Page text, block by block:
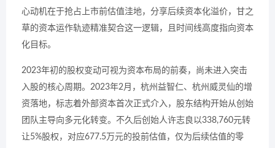
心动机在于抢占上市前估值洼地，分享后续资本化溢价，甘之
草的资本运作轨迹精准契合这一逻辑，且时间线高度指向资本
化目标。
2023年初的股权变动可视为资本布局的前奏，尚未进入突击
入股的核心周期。2023年2月，杭州益智仁、杭州威灵仙的增
资落地，标志着外部资本首次正式介入，股东结构开始从创始
团队主导向多元化转变。不久后创始人许志良以338,760元转
让5%股权，对应677.5万元的投前估值，仅为后续估值的零